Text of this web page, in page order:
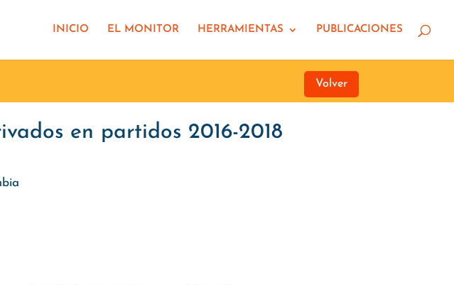
INICIO EL MONITOR HERRAMIENTAS PUBLICACIONES
Volver
en partidos 2016-2018